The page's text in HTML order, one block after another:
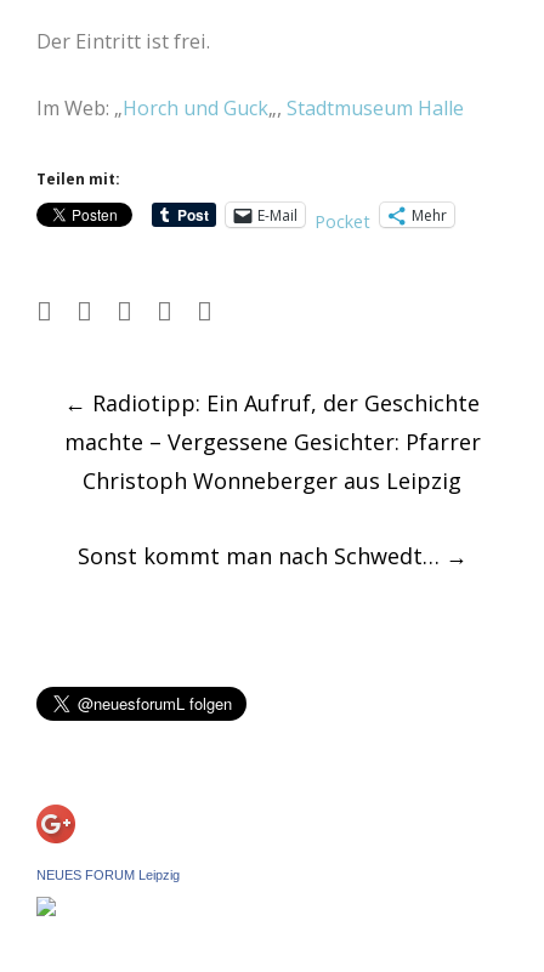
Der Eintritt ist frei.
Im Web: „Horch und Guck„, Stadtmuseum Halle
Teilen mit:
E-Mail
Pocket Mehr
Post
navigation
← Radiotipp: Ein Aufruf, der Geschichte
machte – Vergessene Gesichter: Pfarrer
Christoph Wonneberger aus Leipzig
Sonst kommt man nach Schwedt… →
NEUES FORUM Leipzig